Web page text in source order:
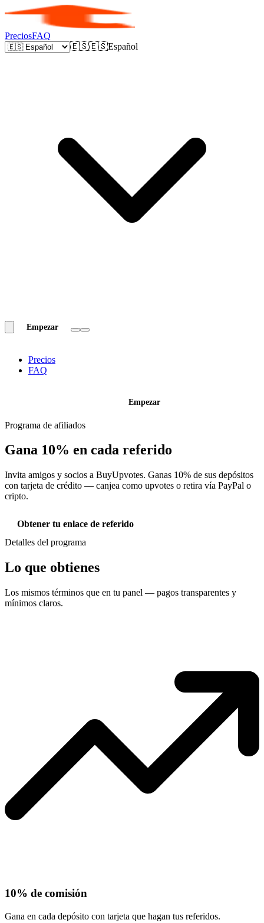
PreciosFAQ
🇪🇸🇪🇸Español
Empezar
Precios
FAQ
Empezar
Programa de afiliados
Gana 10% en cada referido
Invita amigos y socios a BuyUpvotes. Ganas 10% de sus depósitos
con tarjeta de crédito — canjea como upvotes o retira vía PayPal o
cripto.
Obtener tu enlace de referido
Detalles del programa
Lo que obtienes
Los mismos términos que en tu panel — pagos transparentes y
mínimos claros.
10% de comisión
Gana en cada depósito con tarjeta que hagan tus referidos.